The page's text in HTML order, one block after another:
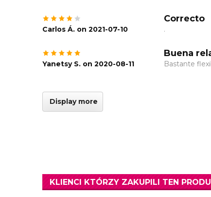
Correcto
Carlos Á. on 2021-07-10
.
Buena
Yanetsy S. on 2020-08-11
Bastante
Display more
KLIENCI KTÓRZY ZAKUPILI TEN